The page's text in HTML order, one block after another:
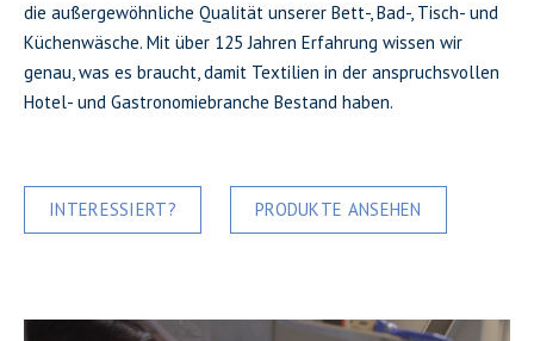
die außergewöhnliche Qualität unserer Bett-, Bad-, Tisch- und
Küchenwäsche. Mit über 125 Jahren Erfahrung wissen wir
genau, was es braucht, damit Textilien in der anspruchsvollen
Hotel- und Gastronomiebranche Bestand haben.
INTERESSIERT? PRODUKTE ANSEHEN